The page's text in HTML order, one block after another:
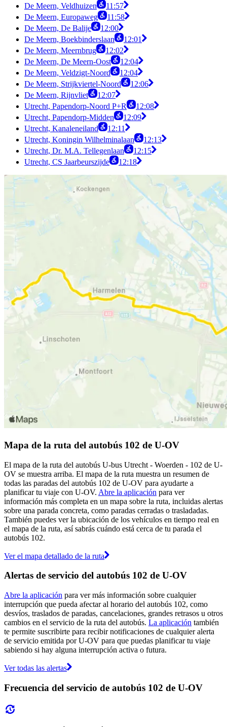
De Meern, Veldhuizen
11:57
De Meern, Europaweg
11:58
De Meern, De Balije
12:00
De Meern, Boekbinderslaan
12:01
De Meern, Meernbrug
12:02
De Meern, De Meern-Oost
12:04
De Meern, Veldzigt-Noord
12:04
De Meern, Strijkviertel-Noord
12:06
De Meern, Rijnvliet
12:07
Utrecht, Papendorp-Noord P+R
12:08
Utrecht, Papendorp-Midden
12:09
Utrecht, Kanaleneiland
12:11
Utrecht, Koningin Wilhelminalaan
12:13
Utrecht, Dr. M.A. Tellegenlaan
12:15
Utrecht, CS Jaarbeurszijde
12:18
Mapa de la ruta del autobús 102 de U-OV
El mapa de la ruta del autobús U-bus Utrecht - Woerden - 102 de U-
OV se muestra arriba. El mapa de la ruta muestra un resumen de
todas las paradas del autobús 102 de U-OV para ayudarte a
planificar tu viaje con U-OV. Abre la aplicación para ver
información más completa en un mapa sobre la ruta, incluidas alertas
sobre una parada concreta, como paradas cerradas o trasladadas.
También puedes ver la ubicación de los vehículos en tiempo real en
el mapa de la ruta, así sabrás cuándo está cerca de tu parada el
autobús 102.
Ver el mapa detallado de la ruta
Alertas de servicio del autobús 102 de U-OV
Abre la aplicación para ver más información sobre cualquier
interrupción que pueda afectar al horario del autobús 102, como
desvíos, traslados de paradas, cancelaciones, grandes retrasos u otros
cambios en el servicio de la ruta del autobús. La aplicación también
te permite suscribirte para recibir notificaciones de cualquier alerta
de servicio emitida por U-OV para que puedas planificar tu viaje
sabiendo si hay alguna interrupción activa o futura.
Ver todas las alertas
Frecuencia del servicio de autobús 102 de U-OV